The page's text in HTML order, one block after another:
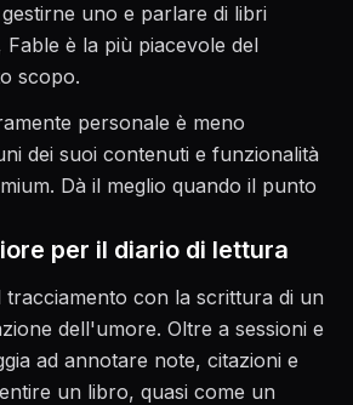
uno e parlare di libri
Fable è la più piacevole del
scopo.
personale è meno
dei suoi contenuti e funzionalità
Dà il meglio quando il punto
per il diario di lettura
tracciamento con la scrittura di un
dell'umore. Oltre a sessioni e
ad annotare note, citazioni e
un libro, quasi come un